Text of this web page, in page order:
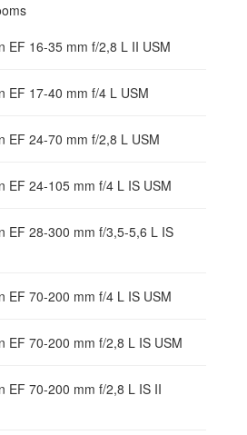
EF 16-35 mm f/2,8 L II USM
EF 17-40 mm f/4 L USM
EF 24-70 mm f/2,8 L USM
EF 24-105 mm f/4 L IS USM
EF 28-300 mm f/3,5-5,6 L IS
EF 70-200 mm f/4 L IS USM
EF 70-200 mm f/2,8 L IS USM
EF 70-200 mm f/2,8 L IS II